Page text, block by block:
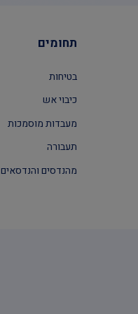
תחומים
בטיחות
כיבוי אש
מעבדות מוסמכות
תעבורה
מהנדסים והנדסאים